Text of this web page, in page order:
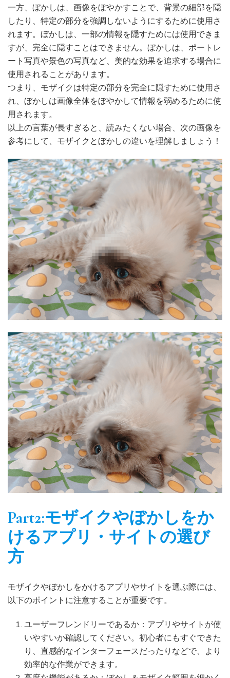
一方、ぼかしは、画像をぼやかすことで、背景の細部を隠
したり、特定の部分を強調しないようにするために使用さ
れます。ぼかしは、一部の情報を隠すためには使用できま
すが、完全に隠すことはできません。ぼかしは、ポートレ
ート写真や景色の写真など、美的な効果を追求する場合に
使用されることがあります。
つまり、モザイクは特定の部分を完全に隠すために使用さ
れ、ぼかしは画像全体をぼやかして情報を弱めるために使
用されます。
以上の言葉が長すぎると、読みたくない場合、次の画像を
参考にして、モザイクとぼかしの違いを理解しましょう！
Part2:モザイクやぼかしをか
けるアプリ・サイトの選び
方
モザイクやぼかしをかけるアプリやサイトを選ぶ際には、
以下のポイントに注意することが重要です。
ユーザーフレンドリーであるか：アプリやサイトが使
いやすいか確認してください。初心者にもすぐできた
り、直感的なインターフェースだったりなどで、より
効率的な作業ができます。